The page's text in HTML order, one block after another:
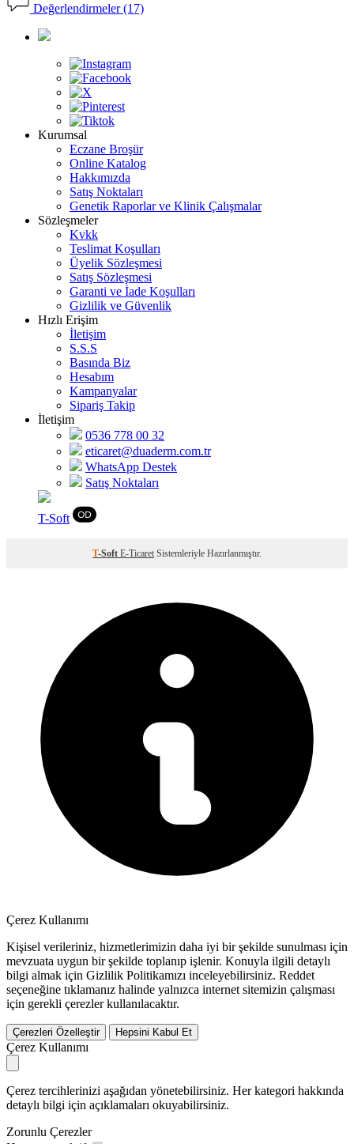
Değerlendirmeler (17)
Kurumsal
Eczane Broşür
Online Katalog
Hakkımızda
Satış Noktaları
Genetik Raporlar ve Klinik Çalışmalar
Sözleşmeler
Kvkk
Teslimat Koşulları
Üyelik Sözleşmesi
Satış Sözleşmesi
Garanti ve İade Koşulları
Gizlilik ve Güvenlik
Hızlı Erişim
İletişim
S.S.S
Basında Biz
Hesabım
Kampanyalar
Sipariş Takip
İletişim
0536 778 00 32
eticaret@duaderm.com.tr
WhatsApp Destek
Satış Noktaları
T-Soft
T-Soft E-Ticaret Sistemleriyle Hazırlanmıştır.
Çerez Kullanımı
Kişisel verileriniz, hizmetlerimizin daha iyi bir şekilde sunulması için
mevzuata uygun bir şekilde toplanıp işlenir. Konuyla ilgili detaylı
bilgi almak için Gizlilik Politikamızı inceleyebilirsiniz. Reddet
seçeneğine tıklamanız halinde yalnızca internet sitemizin çalışması
için gerekli çerezler kullanılacaktır.
Çerezleri Özelleştir Hepsini Kabul Et
Çerez Kullanımı
Çerez tercihlerinizi aşağıdan yönetebilirsiniz. Her kategori hakkında
detaylı bilgi için açıklamaları okuyabilirsiniz.
Zorunlu Çerezler